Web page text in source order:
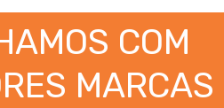
COM
MARCAS